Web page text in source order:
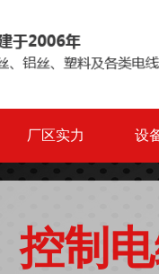
厂区实力 设
控制